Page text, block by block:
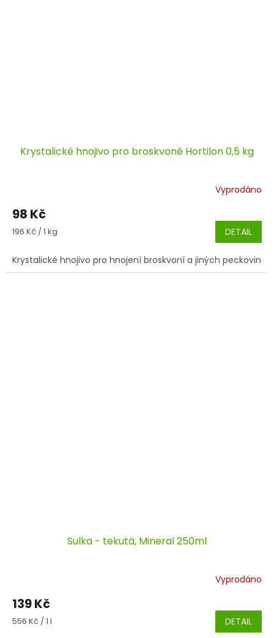
Krystalické hnojivo pro broskvoně Hortilon 0,5 kg
Vyprodáno
98 Kč
Měrná
196 Kč / 1 kg DETAIL
Krystalické hnojivo pro hnojení broskvoní a jiných peckovin
Sulka - tekutá, Mineral 250ml
Vyprodáno
139 Kč
Měrná
556 Kč / 1 l DETAIL